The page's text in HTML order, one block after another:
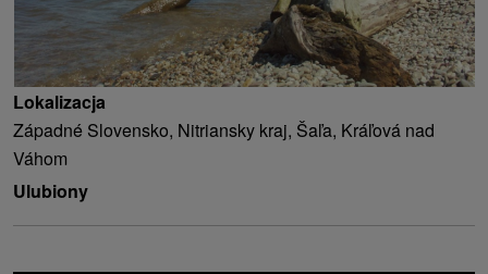
Lokalizacja
Západné Slovensko, Nitriansky kraj, Šaľa, Kráľová nad
Váhom
Ulubiony